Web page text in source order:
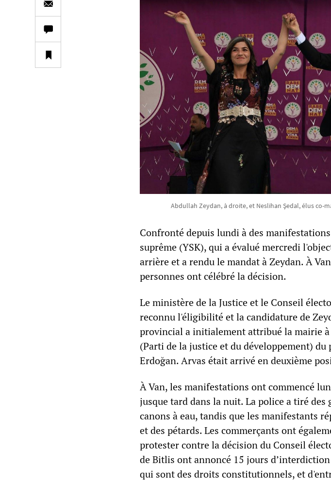
Abdullah Zeydan, à droite, et Neslihan Şedal, élus co-
Confronté depuis lundi à des
suprême (YSK), qui a évalué mercredi
arrière et a rendu le mandat à Zeydan. À
personnes ont célébré la décision.
Le ministère de la Justice et le Conseil
reconnu l'éligibilité et la candidature de
provincial a initialement attribué la mairie
(Parti de la justice et du développement) du
Erdoğan. Arvas était arrivé en deuxième
À Van, les manifestations ont commencé
jusque tard dans la nuit. La police a tiré des
canons à eau, tandis que les manifestants
et des pétards. Les commerçants ont
protester contre la décision du Conseil
de Bitlis ont annoncé 15 jours
qui sont des droits constitutionnels, et